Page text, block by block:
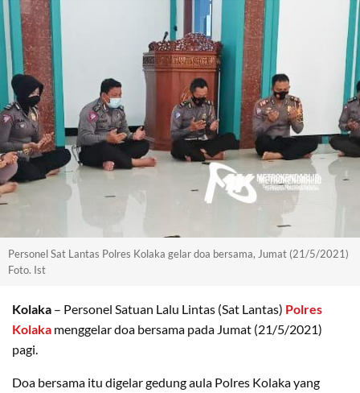
Personel Sat Lantas Polres Kolaka gelar doa bersama, Jumat (21/5/2021)
Foto. Ist
Kolaka – Personel Satuan Lalu Lintas (Sat Lantas) Polres
Kolaka menggelar doa bersama pada Jumat (21/5/2021)
pagi.
Doa bersama itu digelar gedung aula Polres Kolaka yang